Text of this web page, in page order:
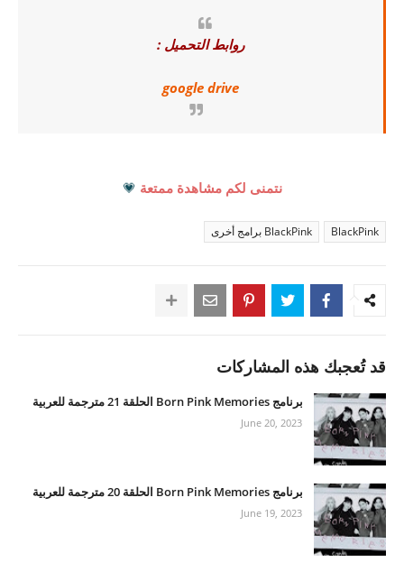
روابط التحميل :
google drive
نتمنى لكم مشاهدة ممتعة 💗
BlackPink BlackPink برامج أخرى
قد تُعجبك هذه المشاركات
برنامج Born Pink Memories الحلقة 21 مترجمة للعربية
June 20, 2023
برنامج Born Pink Memories الحلقة 20 مترجمة للعربية
June 19, 2023